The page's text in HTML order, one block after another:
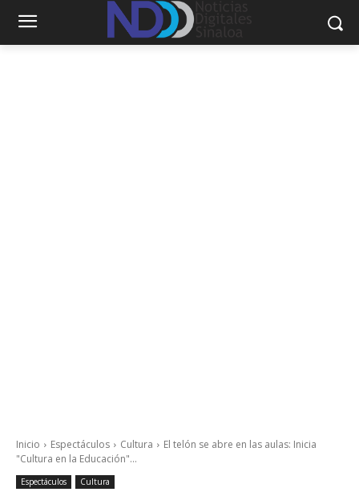
Inicio Espectáculos Cultura
El telón se abre en las aulas: Inicia
"Cultura en la Educación"...
Espectáculos Cultura